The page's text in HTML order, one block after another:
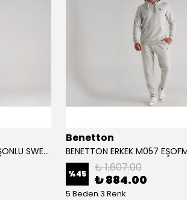
BENETTON ERKEK M057 KAPÜŞONLU SWEATSHİRT
Benetton
BENETTON ERKEK M057
%45 ₺ 1,607.00
₺ 884.00
5 Beden 3 Renk